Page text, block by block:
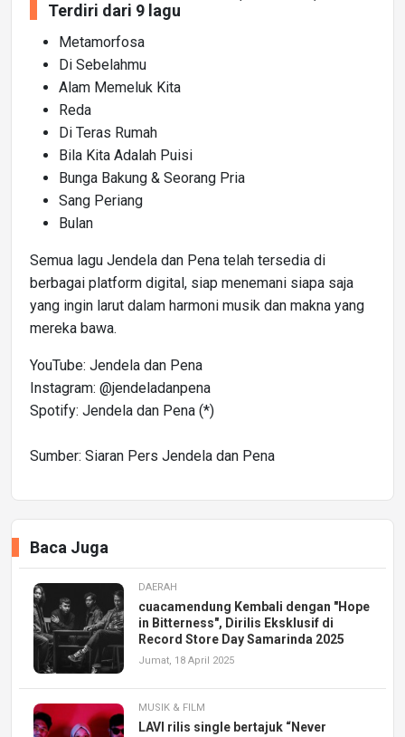
Terdiri dari 9 lagu
Metamorfosa
Di Sebelahmu
Alam Memeluk Kita
Reda
Di Teras Rumah
Bila Kita Adalah Puisi
Bunga Bakung & Seorang Pria
Sang Periang
Bulan
Semua lagu Jendela dan Pena telah tersedia di
berbagai platform digital, siap menemani siapa saja
yang ingin larut dalam harmoni musik dan makna yang
mereka bawa.
YouTube: Jendela dan Pena
Instagram: @jendeladanpena
Spotify: Jendela dan Pena (*)
Sumber: Siaran Pers Jendela dan Pena
Baca Juga
DAERAH
cuacamendung Kembali dengan "Hope
in Bitterness", Dirilis Eksklusif di
Record Store Day Samarinda 2025
Jumat, 18 April 2025
MUSIK & FILM
LAVI rilis single bertajuk “Never